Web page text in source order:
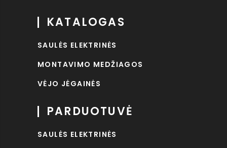
KATALOGAS
SAULĖS ELEKTRINĖS
MONTAVIMO MEDŽIAGOS
VĖJO JĖGAINĖS
PARDUOTUVĖ
SAULĖS ELEKTRINĖS